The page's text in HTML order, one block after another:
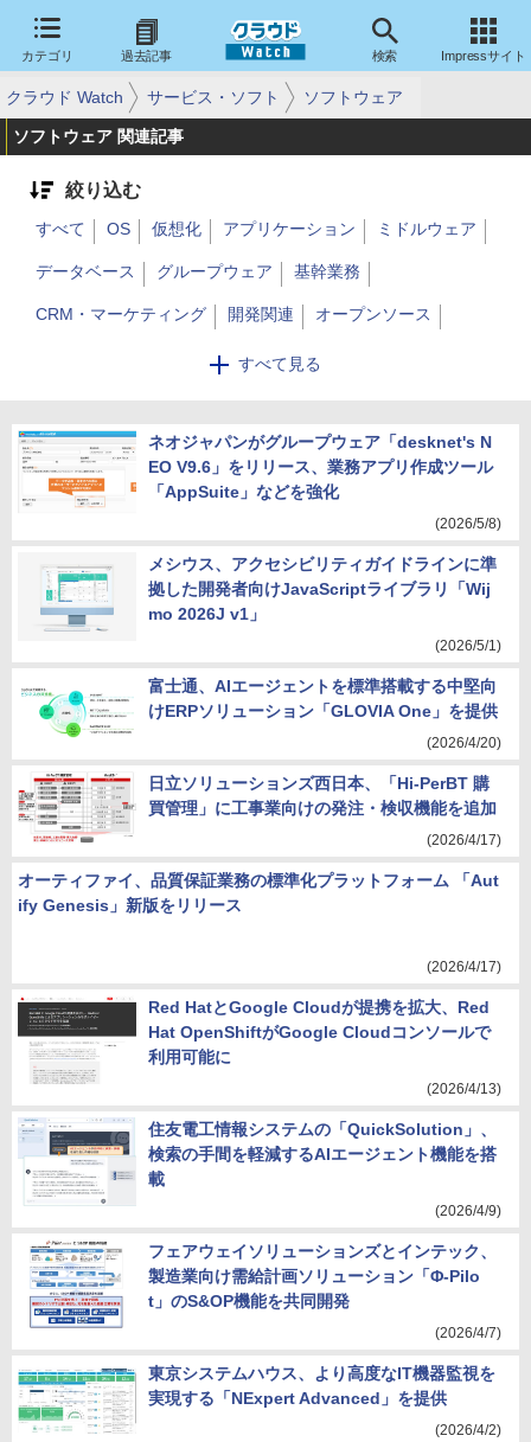
カテゴリ 過去記事 検索 Impressサイト
クラウド Watch サービス・ソフト ソフトウェア
ソフトウェア 関連記事
絞り込む
すべて見る
すべて OS 仮想化 アプリケーション ミドルウェア
データベース グループウェア 基幹業務
CRM・マーケティング 開発関連 オープンソース
コミュニケーション その他
ネオジャパンがグループウェア「desknet's N
EO V9.6」をリリース、業務アプリ作成ツール
「AppSuite」などを強化
(2026/5/8)
メシウス、アクセシビリティガイドラインに準
拠した開発者向けJavaScriptライブラリ「Wij
mo 2026J v1」
(2026/5/1)
富士通、AIエージェントを標準搭載する中堅向
けERPソリューション「GLOVIA One」を提供
(2026/4/20)
日立ソリューションズ西日本、「Hi-PerBT 購
買管理」に工事業向けの発注・検収機能を追加
(2026/4/17)
オーティファイ、品質保証業務の標準化プラットフォーム 「Aut
ify Genesis」新版をリリース
(2026/4/17)
Red HatとGoogle Cloudが提携を拡大、Red
Hat OpenShiftがGoogle Cloudコンソールで
利用可能に
(2026/4/13)
住友電工情報システムの「QuickSolution」、
検索の手間を軽減するAIエージェント機能を搭
載
(2026/4/9)
フェアウェイソリューションズとインテック、
製造業向け需給計画ソリューション「Φ-Pilo
t」のS&OP機能を共同開発
(2026/4/7)
東京システムハウス、より高度なIT機器監視を
実現する「NExpert Advanced」を提供
(2026/4/2)